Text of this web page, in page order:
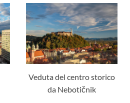
Veduta del centro storico
da Nebotičnik